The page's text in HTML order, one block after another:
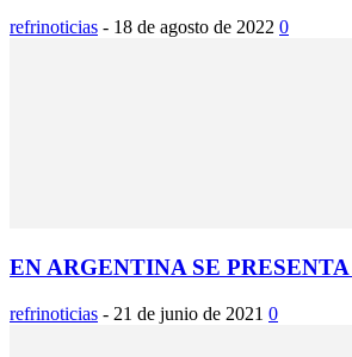
refrinoticias - 18 de agosto de 2022 0
EN ARGENTINA SE
refrinoticias - 21 de junio de 2021 0